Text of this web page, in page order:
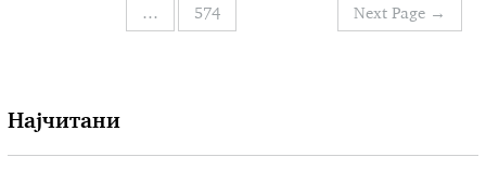
… 574 Next Page →
Најчитани